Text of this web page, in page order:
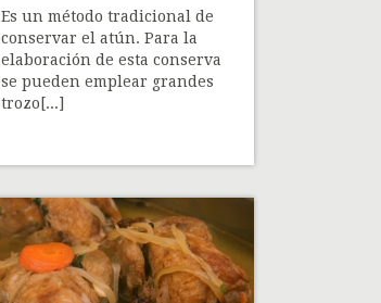
Es un método tradicional de
conservar el atún. Para la
elaboración de esta conserva
se pueden emplear grandes
trozo[...]